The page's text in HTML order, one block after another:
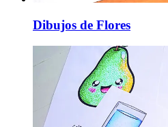
Dibujos de Flores